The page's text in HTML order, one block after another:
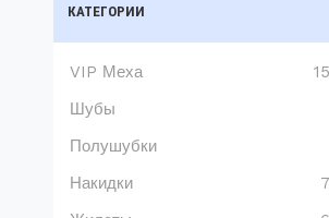
КАТЕГОРИИ
VIP Меха
15
Шубы
Полушубки
Накидки
7